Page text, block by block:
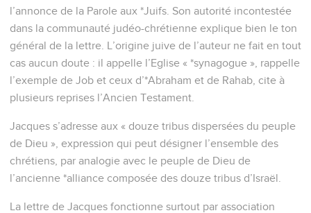
l’annonce de la Parole aux *Juifs. Son autorité incontestée
dans la communauté judéo-chrétienne explique bien le ton
général de la lettre. L’origine juive de l’auteur ne fait en tout
cas aucun doute : il appelle l’Eglise « *synagogue », rappelle
l’exemple de Job et ceux d’*Abraham et de Rahab, cite à
plusieurs reprises l’Ancien Testament.
Jacques s’adresse aux « douze tribus dispersées du peuple
de Dieu », expression qui peut désigner l’ensemble des
chrétiens, par analogie avec le peuple de Dieu de
l’ancienne *alliance composée des douze tribus d’Israël.
La lettre de Jacques fonctionne surtout par association